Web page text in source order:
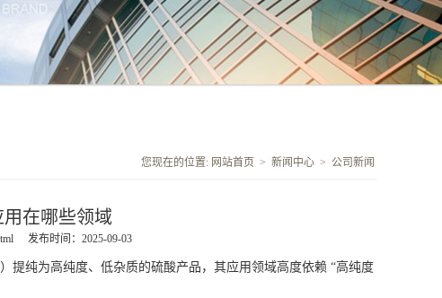
您现在的位置: 网站首页 > 新闻中心 > 公司新闻
在哪些领域
发布时间：2025-09-03
提纯为高纯度、低杂质的硫酸产品，其应用领域高度依赖 “高纯度